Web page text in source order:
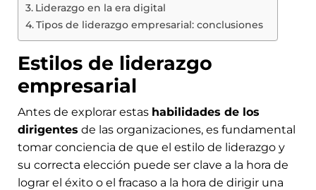
Liderazgo en la era digital
Tipos de liderazgo empresarial: conclusiones
Estilos de liderazgo
empresarial
Antes de explorar estas habilidades de los
dirigentes de las organizaciones, es fundamental
tomar conciencia de que el estilo de liderazgo y
su correcta elección puede ser clave a la hora de
lograr el éxito o el fracaso a la hora de dirigir una